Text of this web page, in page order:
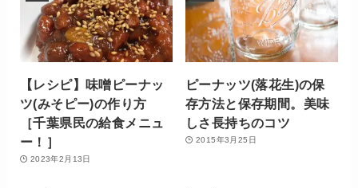
【レシピ】味噌ピーナッ
ツ(みそピー)の作り方
［千葉県民の給食メニュ
ー！］
2023年2月13日
ピーナッツ(落花生)の保
存方法と保存期間。美味
しさ長持ちのコツ
2015年3月25日